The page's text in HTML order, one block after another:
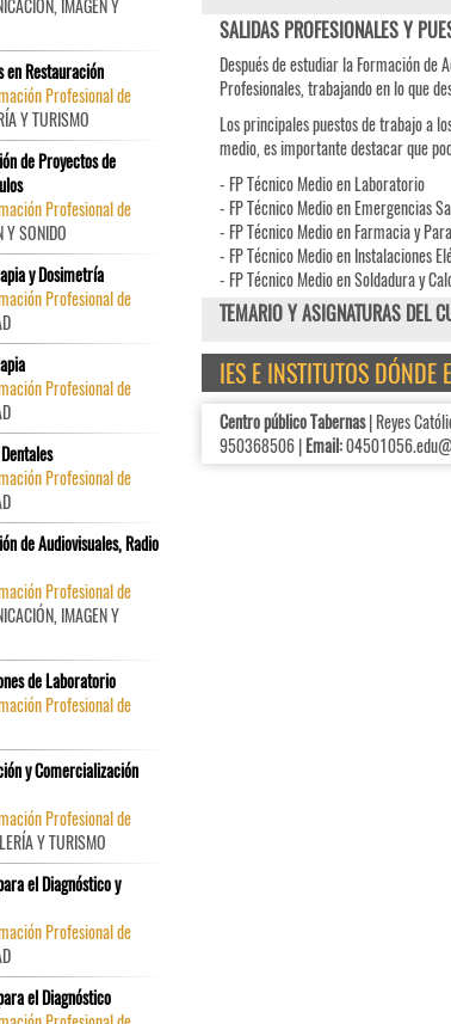
SALIDAS PROFESIONALES Y
Después de estudiar la Formación de
Profesionales, trabajando en lo que
Los principales puestos de trabajo a
medio, es importante destacar que
- FP Técnico Medio en Laboratorio
- FP Técnico Medio en Emergencias
- FP Técnico Medio en Farmacia y
- FP Técnico Medio en Instalaciones
- FP Técnico Medio en Soldadura y
TEMARIO Y ASIGNATURAS
IES E INSTITUTOS DÓNDE
Centro público Tabernas| Reyes
950368506 |Email:
IMAGEN Y
en Restauración
Profesional de
Y TURISMO
de Proyectos de
Profesional de
Y SONIDO
y Dosimetría
Profesional de
Profesional de
Profesional de
de Audiovisuales, Radio
Profesional de
IMAGEN Y
de Laboratorio
Profesional de
y Comercialización
Profesional de
Y TURISMO
el Diagnóstico y
Profesional de
el Diagnóstico